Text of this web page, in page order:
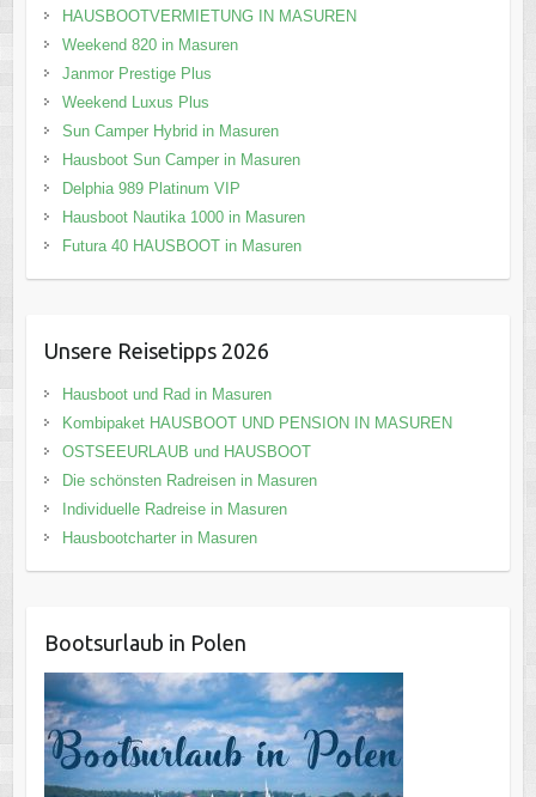
HAUSBOOTVERMIETUNG IN MASUREN
Weekend 820 in Masuren
Janmor Prestige Plus
Weekend Luxus Plus
Sun Camper Hybrid in Masuren
Hausboot Sun Camper in Masuren
Delphia 989 Platinum VIP
Hausboot Nautika 1000 in Masuren
Futura 40 HAUSBOOT in Masuren
Unsere Reisetipps 2026
Hausboot und Rad in Masuren
Kombipaket HAUSBOOT UND PENSION IN MASUREN
OSTSEEURLAUB und HAUSBOOT
Die schönsten Radreisen in Masuren
Individuelle Radreise in Masuren
Hausbootcharter in Masuren
Bootsurlaub in Polen